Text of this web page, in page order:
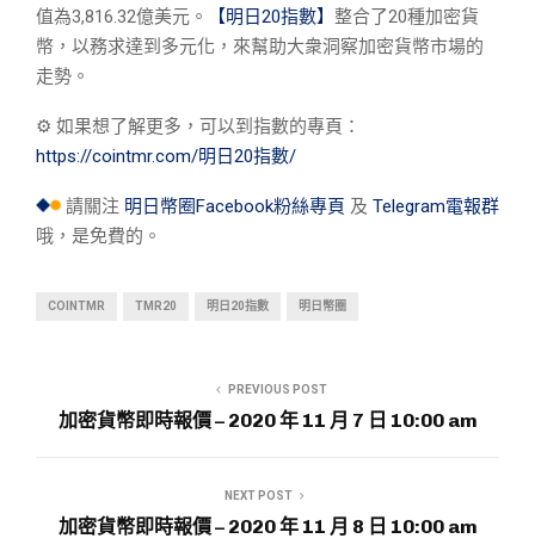
值為3,816.32億美元。
【明日20指數】 整合了20種加密貨
幣，以務求達到多元化，來幫助大衆洞察加密貨幣市場的
走勢。
⚙︎ 如果想了解更多，可以到指數的專頁：
https://cointmr.com/明日20指數/
請關注 明日幣圈Facebook粉絲專頁 及 Telegram電報群
哦，是免費的。
COINTMR TMR20 明日20指數 明日幣圈
PREVIOUS POST
加密貨幣即時報價 – 2020 年 11 月 7 日 10:00 am
NEXT POST
加密貨幣即時報價 – 2020 年 11 月 8 日 10:00 am